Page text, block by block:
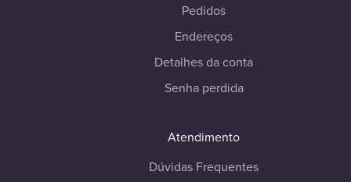
Pedidos
Endereços
Detalhes da conta
Senha perdida
Atendimento
Dúvidas Frequentes